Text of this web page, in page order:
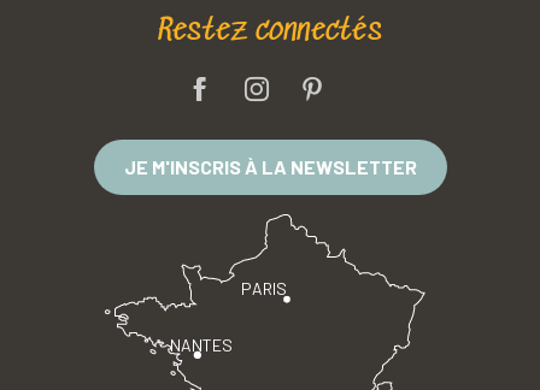
Restez connectés
JE M'INSCRIS À LA NEWSLETTER
PARIS
NANTES